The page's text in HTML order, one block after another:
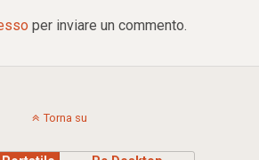
per inviare un commento.
Torna su